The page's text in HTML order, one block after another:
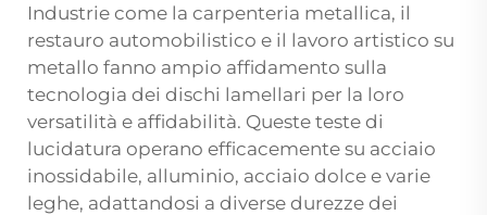
Industrie come la carpenteria metallica, il
restauro automobilistico e il lavoro artistico su
metallo fanno ampio affidamento sulla
tecnologia dei dischi lamellari per la loro
versatilità e affidabilità. Queste teste di
lucidatura operano efficacemente su acciaio
inossidabile, alluminio, acciaio dolce e varie
leghe, adattandosi a diverse durezze dei